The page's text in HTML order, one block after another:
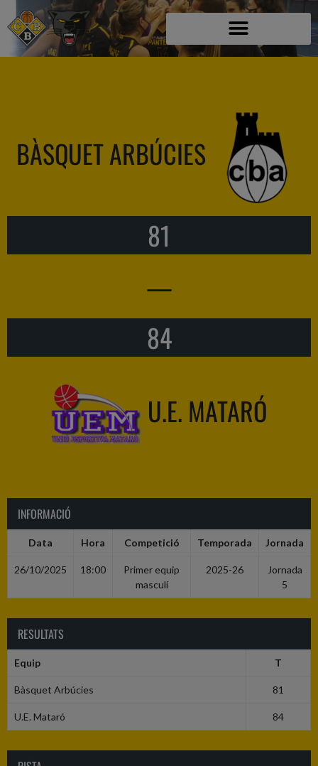
BÀSQUET ARBÚCIES
81
—
84
U.E. MATARÓ
INFORMACIÓ
Data Hora Competició Temporada Jornada
26/10/2025 18:00
Primer equip
masculí
2025-26
Jornada
5
RESULTATS
Equip T
Bàsquet Arbúcies 81
U.E. Mataró 84